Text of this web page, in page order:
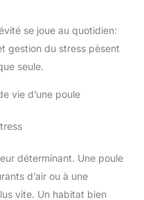
se joue au quotidien:
gestion du stress pèsent
seule.
vie d’une poule
déterminant. Une poule
d’air ou à une
vite. Un habitat bien